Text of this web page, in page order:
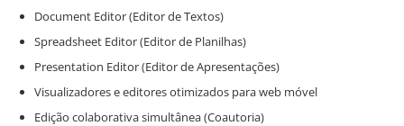
Document Editor (Editor de Textos)
Spreadsheet Editor (Editor de Planilhas)
Presentation Editor (Editor de Apresentações)
Visualizadores e editores otimizados para web móvel
Edição colaborativa simultânea (Coautoria)